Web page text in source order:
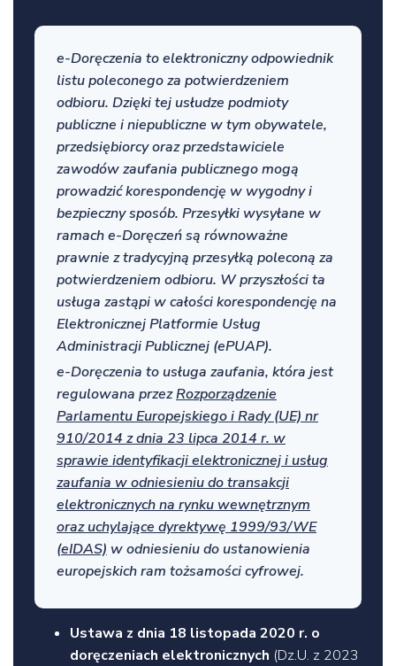
e-Doręczenia to elektroniczny odpowiednik
listu poleconego za potwierdzeniem
odbioru. Dzięki tej usłudze podmioty
publiczne i niepubliczne w tym obywatele,
przedsiębiorcy oraz przedstawiciele
zawodów zaufania publicznego mogą
prowadzić korespondencję w wygodny i
bezpieczny sposób. Przesyłki wysyłane w
ramach e-Doręczeń są równoważne
prawnie z tradycyjną przesyłką poleconą za
potwierdzeniem odbioru. W przyszłości ta
usługa zastąpi w całości korespondencję na
Elektronicznej Platformie Usług
Administracji Publicznej (ePUAP).
e-Doręczenia to usługa zaufania, która jest
regulowana przezRozporządzenie
Parlamentu Europejskiego i Rady (UE) nr
910/2014 z dnia 23 lipca 2014 r. w
sprawie identyfikacji elektronicznej i usług
zaufania w odniesieniu do transakcji
elektronicznych na rynku wewnętrznym
oraz uchylające dyrektywę 1999/93/WE
(eIDAS) w odniesieniu do ustanowienia
europejskich ram tożsamości cyfrowej.
Ustawa z dnia 18 listopada 2020 r. o
doręczeniach elektronicznych (Dz.U. z 2023